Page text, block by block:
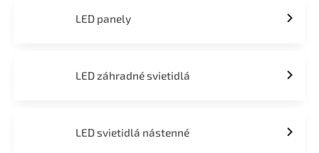
LED panely
LED záhradné svietidlá
LED svietidlá nástenné